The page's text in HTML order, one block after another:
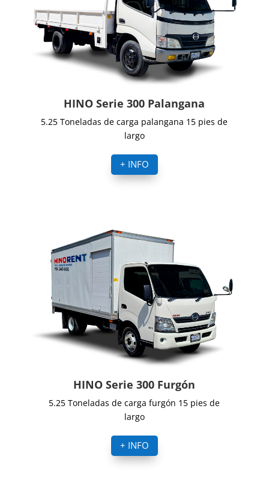
HINO Serie 300 Palangana
5.25 Toneladas de carga palangana 15 pies de
largo
+ INFO
HINO Serie 300 Furgón
5.25 Toneladas de carga furgón 15 pies de
largo
+ INFO